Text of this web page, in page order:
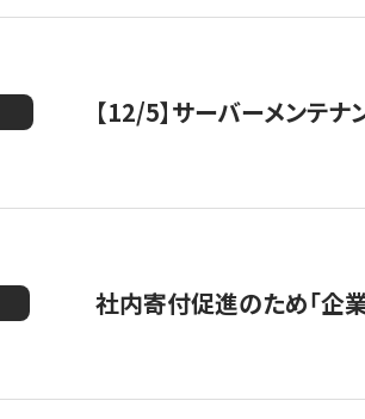
【12/5】サーバーメンテ
社内寄付促進のため「企